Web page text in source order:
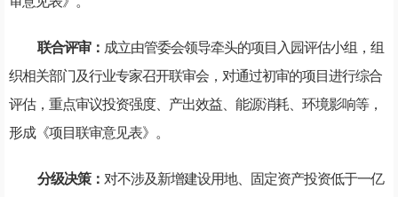
联合评审： 成立由管委会领导牵头的项目入园评估小组，组
织相关部门及行业专家召开联审会，对通过初审的项目进行综合
评估，重点审议投资强度、产出效益、能源消耗、环境影响等，
形成《项目联审意见表》。
分级决策： 对不涉及新增建设用地、固定资产投资低于一亿